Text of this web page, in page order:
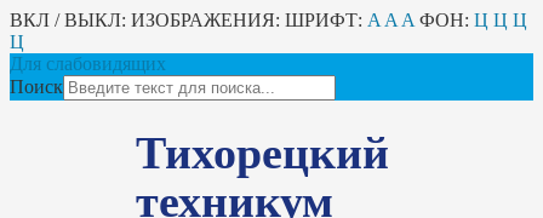
ВКЛ / ВЫКЛ: ИЗОБРАЖЕНИЯ: ШРИФТ: A A A ФОН: Ц Ц Ц
Ц
Для слабовидящих
Поиск
Тихорецкий
техникум